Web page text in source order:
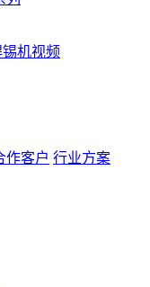
锡机视频
作客户 行业方案